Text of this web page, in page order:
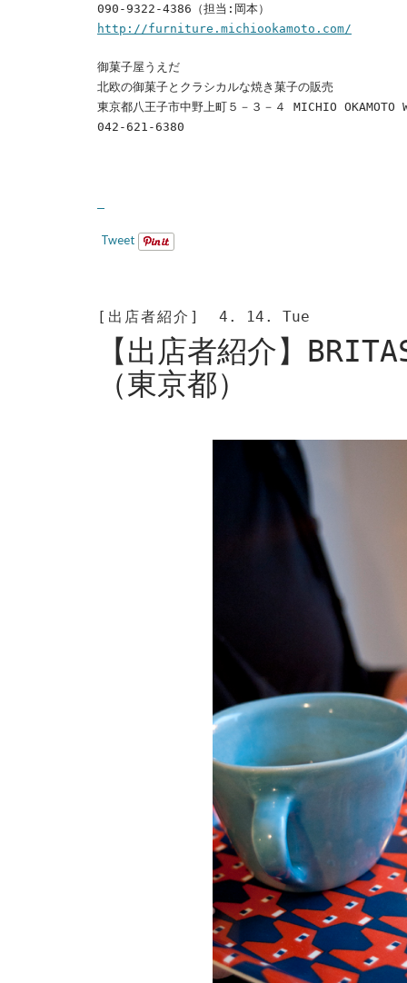
090-9322-4386（担当:岡本）
http://furniture.michiookamoto.com/
御菓子屋うえだ
北欧の御菓子とクラシカルな焼き菓子の販売
東京都八王子市中野上町５－３－４ MICHIO OKAMOTO
042-621-6380
Tweet
[出店者紹介] 4. 14. Tue
【出店者紹介】
（東京都）